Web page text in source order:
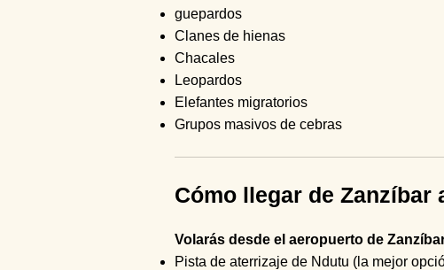
guepardos
Clanes de hienas
Chacales
Leopardos
Elefantes migratorios
Grupos masivos de cebras
Cómo llegar de Zanzíbar
Volarás desde el aeropuerto de
Pista de aterrizaje de Ndutu (la mejor